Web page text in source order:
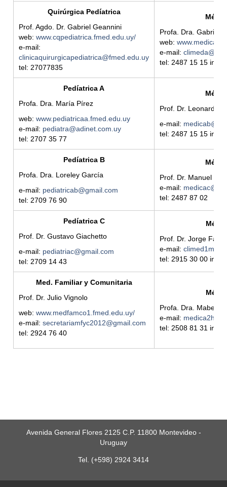
Quirúrgica Pedíatrica
Prof. Agdo. Dr. Gabriel Geannini
web:www.cqpediatrica.fmed.edu.uy/
e-mail:
clinicaquirurgicapediatrica@fmed.edu.uy
tel: 27077835
Profa. Dra. Gabriela
web:
e-mail:
tel: 2487 15 15 int.
Pedíatrica A
Profa. Dra. María Pírez
web:www.pediatricaa.fmed.edu.uy
e-mail: pediatra@adinet.com.uy
tel: 2707 35 77
Prof. Dr. Leonardo
e-mail:
tel: 2487 15 15 int.
Pedíatrica B
Profa. Dra. Loreley García
e-mail: pediatricab@gmail.com
tel: 2709 76 90
Prof. Dr. Manuel Baz
e-mail:
tel: 2487 87 02
Pedíatrica C
Prof. Dr. Gustavo Giachetto
e-mail: pediatriac@gmail.com
tel: 2709 14 43
Prof. Dr. Jorge Facal
e-mail:
tel: 2915 30 00 int.
Med. Familiar y Comunitaria
Prof. Dr. Julio Vignolo
web:www.medfamco1.fmed.edu.uy/
e-mail:secretariamfyc2012@gmail.com
tel: 2924 76 40
Profa. Dra. Mabel
e-mail:
tel: 2508 81 31 int.
Avenida General Flores 2125 C.P. 11800 Montevideo -
Uruguay
Tel. (+598) 2924 3414